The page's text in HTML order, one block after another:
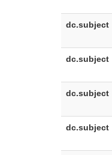
dc.subject
dc.subject
dc.subject
dc.subject